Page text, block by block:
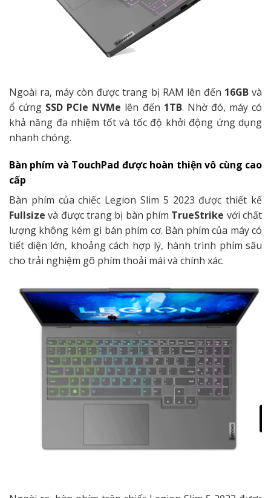
Ngoài ra, máy còn được trang bị RAM lên đến 16GBvà
ổ cứng SSD PCIe NVMe lên đến 1TB. Nhờ đó, máy có
khả năng đa nhiệm tốt và tốc độ khởi động ứng dụng
nhanh chóng.
Bàn phím và TouchPad được hoàn thiện vô cùng cao
cấp
Bàn phím của chiếc Legion Slim 5 2023 được thiết kế
Fullsize và được trang bị bàn phím TrueStrike với chất
lượng không kém gì bán phím cơ. Bàn phím của máy có
tiết diện lớn, khoảng cách hợp lý, hành trình phím sâu
cho trải nghiệm gõ phím thoải mái và chính xác.